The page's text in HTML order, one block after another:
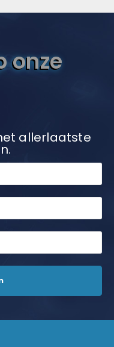
onze
allerlaatste